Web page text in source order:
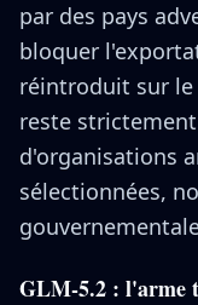
par des pays
bloquer
réintroduit sur le
reste
d'organisations
sélectionnées,
GLM-5.2 : l'arme